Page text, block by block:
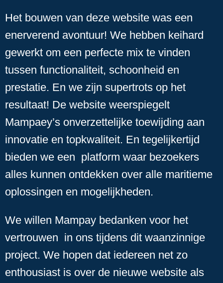
Het bouwen van deze website was een
enerverend avontuur! We hebben keihard
gewerkt om een perfecte mix te vinden
tussen functionaliteit, schoonheid en
prestatie. En we zijn supertrots op het
resultaat! De website weerspiegelt
Mampaey’s onverzettelijke toewijding aan
innovatie en topkwaliteit. En tegelijkertijd
bieden we een platform waar bezoekers
alles kunnen ontdekken over alle maritieme
oplossingen en mogelijkheden.
We willen Mampay bedanken voor het
vertrouwen in ons tijdens dit waanzinnige
project. We hopen dat iedereen net zo
enthousiast is over de nieuwe website als